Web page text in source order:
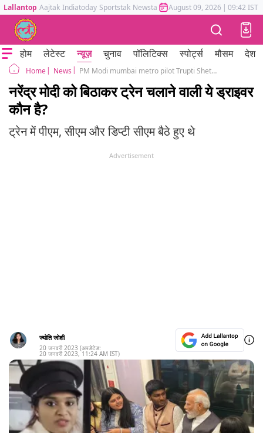
Lallantop Aajtak Indiatoday Sportstak Newstak Mumbai Tak Astrotak
August 09, 2026 | 09:42 IST
होम लेटेस्ट न्यूज़ चुनाव पॉलिटिक्स स्पोर्ट्स मौसम देश
Home News PM Modi mumbai metro pilot Trupti Shete shared experience
नरेंद्र मोदी को बिठाकर ट्रेन चलाने वाली ये ड्राइवर
कौन है?
ट्रेन में पीएम, सीएम और डिप्टी सीएम बैठे हुए थे
Advertisement
ज्योति जोशी
20 जनवरी 2023 (अपडेटेड:
20 जनवरी 2023, 11:24 AM IST)